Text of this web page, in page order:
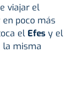
viajar el
en poco más
el Efes y el
la misma